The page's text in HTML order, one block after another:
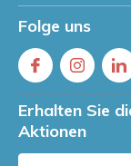
Folge uns
Erhalten Sie
Aktionen